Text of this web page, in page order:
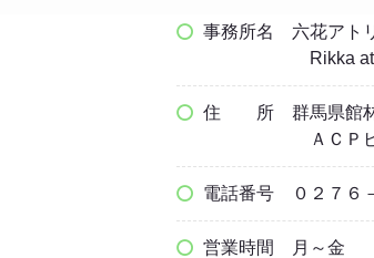
事務所名 六花アト
Rikka atelier
住 所 群馬県館
ＡＣＰビル
電話番号 ０２７６
営業時間
月～金